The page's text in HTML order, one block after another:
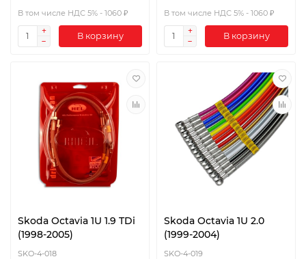
В том числе НДС 5% - 1060 ₽
В корзину
В том числе НДС 5% - 1060 ₽
В корзину
Skoda Octavia 1U 1.9 TDi
(1998-2005)
SKO-4-018
Skoda Octavia 1U 2.0
(1999-2004)
SKO-4-019